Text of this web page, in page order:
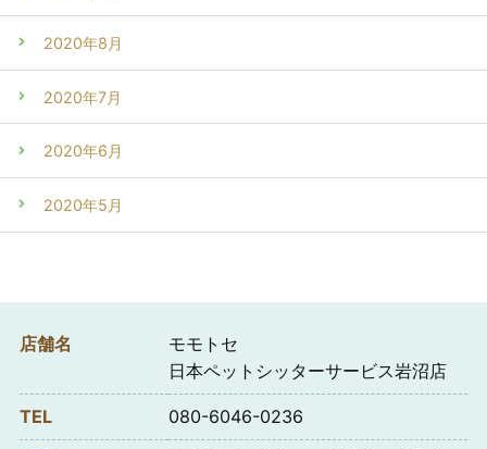
2020年8月
2020年7月
2020年6月
2020年5月
店舗名
モモトセ
日本ペットシッターサービス岩沼店
TEL 080-6046-0236